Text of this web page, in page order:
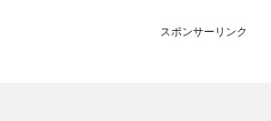
スポンサーリンク